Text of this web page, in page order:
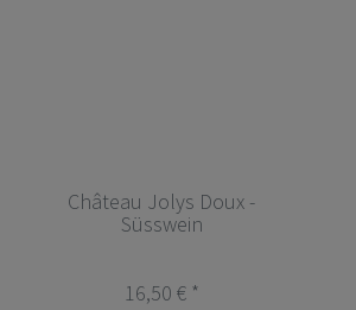
Château Jolys Doux -
Süsswein
16,50 € *